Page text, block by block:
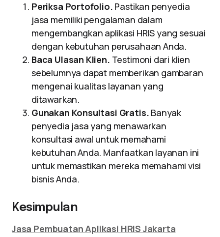
Periksa Portofolio. Pastikan penyedia
jasa memiliki pengalaman dalam
mengembangkan aplikasi HRIS yang sesuai
dengan kebutuhan perusahaan Anda.
Baca Ulasan Klien. Testimoni dari klien
sebelumnya dapat memberikan gambaran
mengenai kualitas layanan yang
ditawarkan.
Gunakan Konsultasi Gratis. Banyak
penyedia jasa yang menawarkan
konsultasi awal untuk memahami
kebutuhan Anda. Manfaatkan layanan ini
untuk memastikan mereka memahami visi
bisnis Anda.
Kesimpulan
Jasa Pembuatan Aplikasi HRIS Jakarta